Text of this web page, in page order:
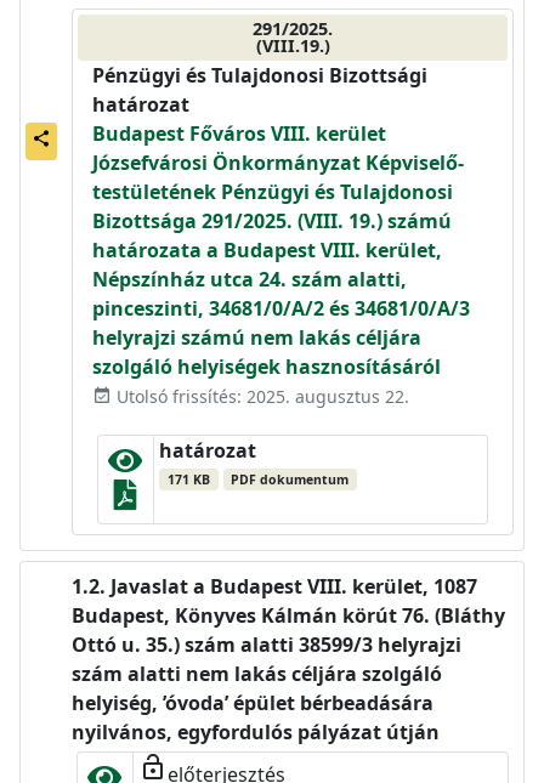
share
291/2025.
(VIII.19.)
Pénzügyi és Tulajdonosi Bizottsági
határozat
Budapest Főváros VIII. kerület
Józsefvárosi Önkormányzat Képviselő-
testületének Pénzügyi és Tulajdonosi
Bizottsága 291/2025. (VIII. 19.) számú
határozata a Budapest VIII. kerület,
Népszínház utca 24. szám alatti,
pinceszinti, 34681/0/A/2 és 34681/0/A/3
helyrajzi számú nem lakás céljára
szolgáló helyiségek hasznosításáról
event_available Utolsó frissítés: 2025. augusztus 22.
határozat
171 KB PDF dokumentum
Javaslat a Budapest VIII. kerület, 1087
Budapest, Könyves Kálmán körút 76. (Bláthy
Ottó u. 35.) szám alatti 38599/3 helyrajzi
szám alatti nem lakás céljára szolgáló
helyiség, ’óvoda’ épület bérbeadására
nyilvános, egyfordulós pályázat útján
lock_open előterjesztés